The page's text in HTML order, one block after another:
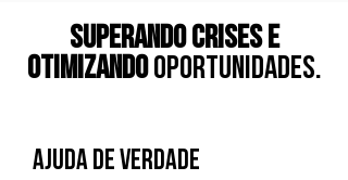
Superando crises e
otimizandooportunidades.
Ajuda de Verdade